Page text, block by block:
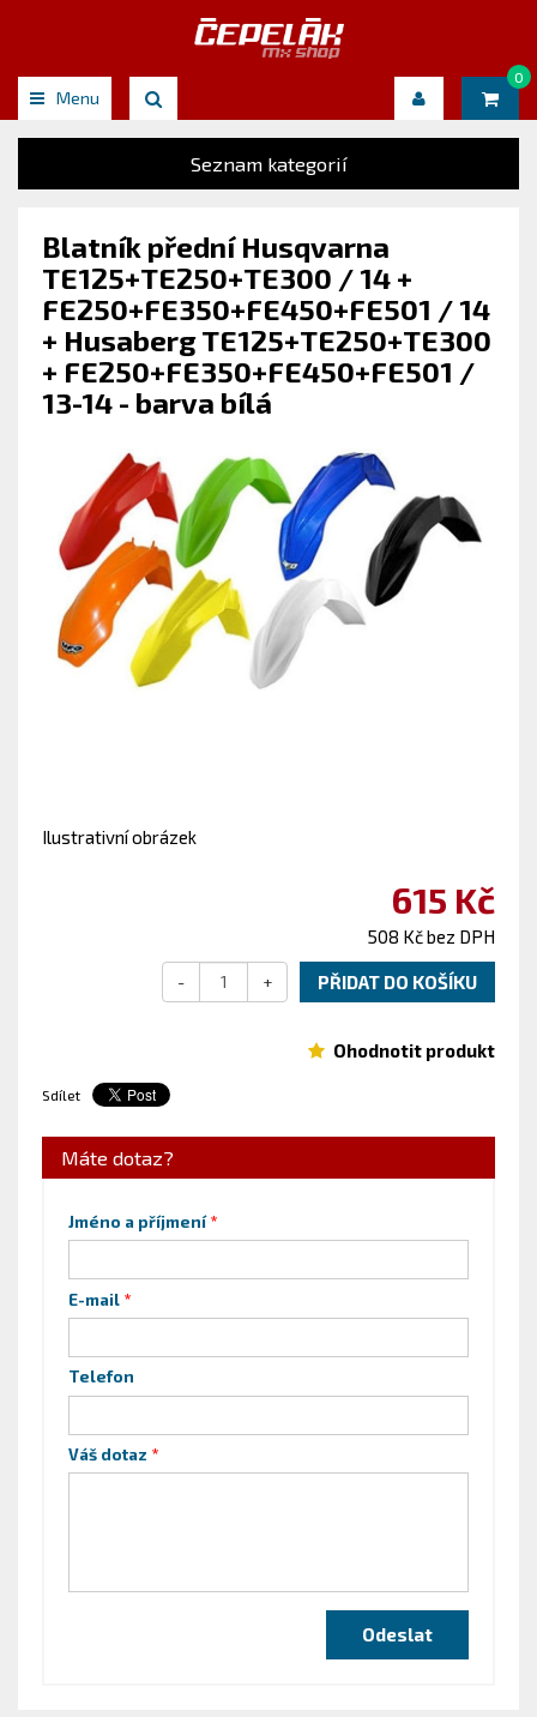
Menu
0
Seznam kategorií
Blatník přední Husqvarna
TE125+TE250+TE300 / 14 +
FE250+FE350+FE450+FE501 / 14
+ Husaberg TE125+TE250+TE300
+ FE250+FE350+FE450+FE501 /
13-14 - barva bílá
Ilustrativní obrázek
615 Kč
508 Kč bez DPH
PŘIDAT DO KOŠÍKU
- +
Ohodnotit produkt
Sdílet
Máte dotaz?
Jméno a příjmení
E-mail
Telefon
Váš dotaz